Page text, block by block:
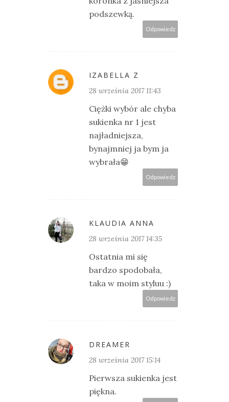
podszewką.
Odpowiedz
IZABELLA Z
28 września 2017 11:43
Ciężki wybór ale chyba
sukienka nr 1 jest
najładniejsza,
bynajmniej ja bym ja
wybrała😁
Odpowiedz
KLAUDIA ANNA
28 września 2017 14:35
Ostatnia mi się
bardzo spodobała,
taka w moim styluu :)
Odpowiedz
DREAMER
28 września 2017 15:14
Pierwsza sukienka jest
piękna.